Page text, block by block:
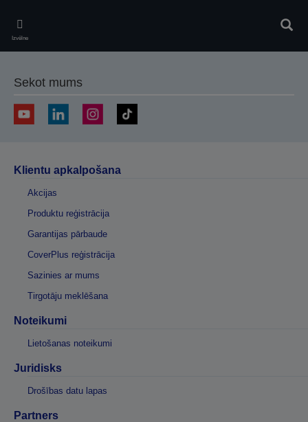
main
content
Izvēlne
Sekot mums
Klientu apkalpošana
Akcijas
Produktu reģistrācija
Garantijas pārbaude
CoverPlus reģistrācija
Sazinies ar mums
Tirgotāju meklēšana
Noteikumi
Lietošanas noteikumi
Juridisks
Drošības datu lapas
Partners